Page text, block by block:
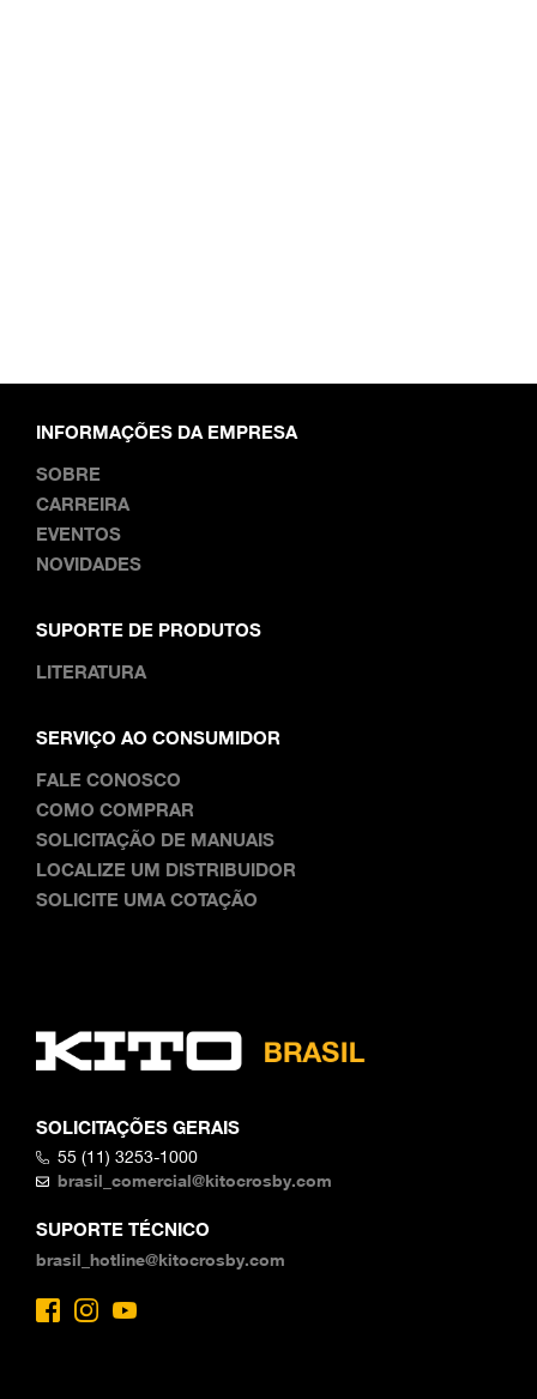
SOLICITAÇÕES GERAIS
55 (11) 3253-1000
brasil_comercial@kitocrosby.com
SUPORTE TÉCNICO
brasil_hotline@kitocrosby.com
INFORMAÇÕES DA EMPRESA
SOBRE
CARREIRA
EVENTOS
NOVIDADES
SUPORTE DE PRODUTOS
LITERATURA
SERVIÇO AO CONSUMIDOR
FALE CONOSCO
COMO COMPRAR
SOLICITAÇÃO DE MANUAIS
LOCALIZE UM DISTRIBUIDOR
SOLICITE UMA COTAÇÃO